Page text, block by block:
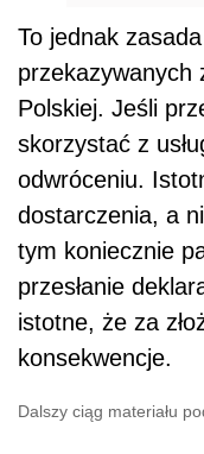
To jednak
przekazywanych
Polskiej. Jeśli
skorzystać z
odwróceniu.
dostarczenia, a
tym koniecznie
przesłanie
istotne, że za
konsekwencje.
Dalszy ciąg materiału